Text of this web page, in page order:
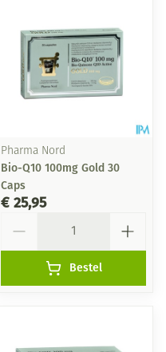
Pharma Nord
Bio-Q10 100mg Gold 30
Caps
€ 25,95
Bestel